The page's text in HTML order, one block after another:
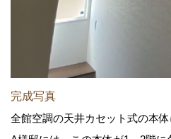
完成写真
全館空調の天井カセット式の本体